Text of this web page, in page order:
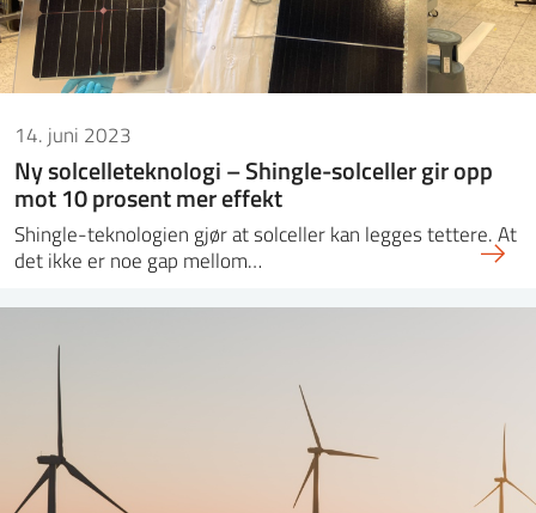
14. juni 2023
Ny solcelleteknologi – Shingle-solceller gir opp
mot 10 prosent mer effekt
Shingle-teknologien gjør at solceller kan legges tettere. At
det ikke er noe gap mellom…